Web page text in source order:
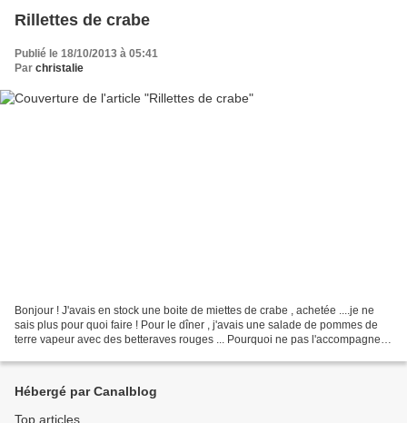
Rillettes de crabe
Publié le 18/10/2013 à 05:41
Par christalie
Bonjour ! J'avais en stock une boite de miettes de crabe , achetée ....je ne
sais plus pour quoi faire ! Pour le dîner , j'avais une salade de pommes de
terre vapeur avec des betteraves rouges ... Pourquoi ne pas l'accompagner
Hébergé par Canalblog
Top articles